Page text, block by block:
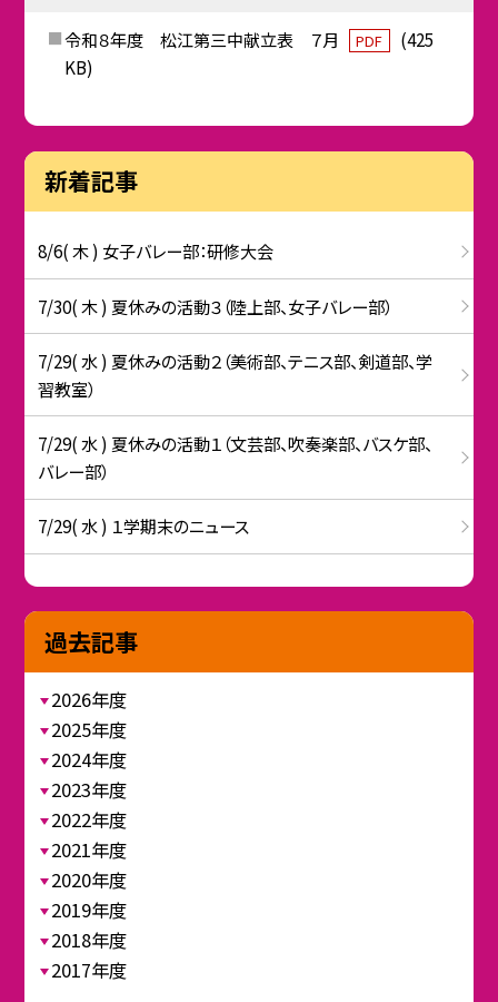
令和８年度 松江第三中献立表 ７月 PDF
(425
KB)
新着記事
8/6( 木 ) 女子バレー部：研修大会
7/30( 木 ) 夏休みの活動３（陸上部、女子バレー部）
7/29( 水 ) 夏休みの活動２（美術部、テニス部、剣道部、学
習教室）
7/29( 水 ) 夏休みの活動１（文芸部、吹奏楽部、バスケ部、
バレー部）
7/29( 水 ) １学期末のニュース
過去記事
2026年度
2025年度
2024年度
2023年度
2022年度
2021年度
2020年度
2019年度
2018年度
2017年度